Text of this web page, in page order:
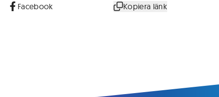
Facebook Kopiera länk